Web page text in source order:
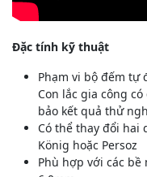
Đặc tính kỹ thuật
Phạm vi bộ đếm tự
Con lắc gia công
bảo kết quả thử
Có thể thay đổi
König hoặc Persoz
Phù hợp với các bề